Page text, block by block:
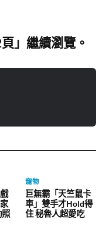
」繼續瀏覽。
照
寵物
巨無霸「天竺鼠卡
車」雙手才Hold得
住 秘魯人超愛吃